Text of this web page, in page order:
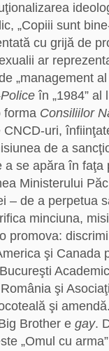
„Copiii sunt
cu grijă de
ar
„management
în „1984” al
forma Consiliilor
CNCD-uri,
de a
se apăra în faţa
Ministerului
– de a perpetua
minciuna,
promova:
şi Canada
şi
şi
Brother e gay.
„Omul cu